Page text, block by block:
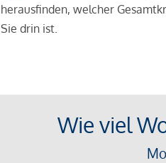
herausfinden, welcher
Sie drin ist.
Wie viel